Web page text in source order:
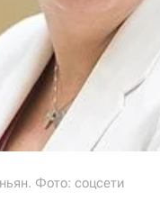
Фото: соцсети